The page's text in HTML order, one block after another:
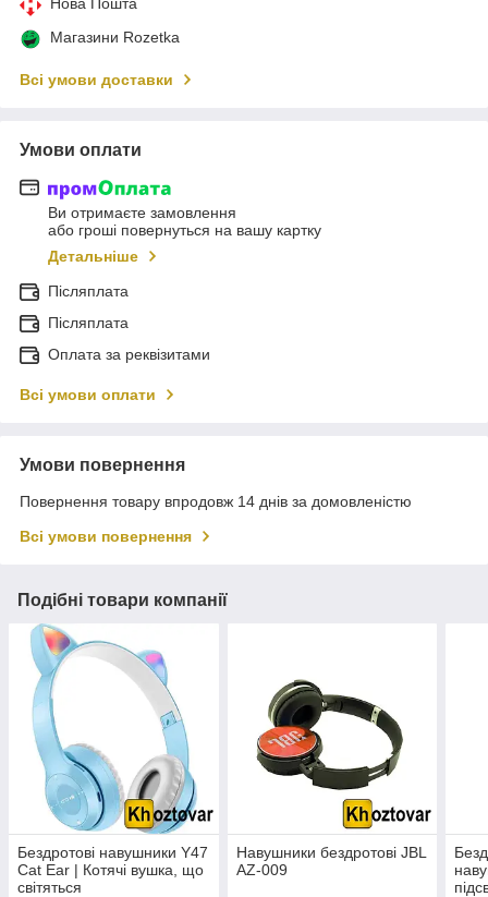
Магазини Rozetka
Всі умови доставки
Умови оплати
Ви отримаєте замовлення
або гроші повернуться на вашу картку
Детальніше
Післяплата
Післяплата
Оплата за реквізитами
Всі умови оплати
Умови повернення
Повернення товару впродовж 14 днів за домовленістю
Всі умови повернення
Подібні товари компанії
Бездротові навушники Y47
Cat Ear | Котячі вушка, що
світяться
Навушники бездротові JBL
AZ-009